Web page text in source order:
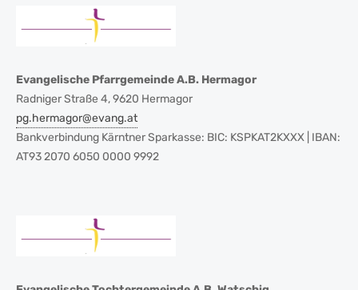
Evangelische Pfarrgemeinde A.B. Hermagor
Radniger Straße 4, 9620 Hermagor
pg.hermagor@evang.at
Bankverbindung Kärntner Sparkasse: BIC: KSPKAT2KXXX | IBAN:
AT93 2070 6050 0000 9992